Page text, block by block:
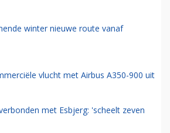
winter nieuwe route vanaf
vlucht met Airbus A350-900 uit
met Esbjerg: 'scheelt zeven